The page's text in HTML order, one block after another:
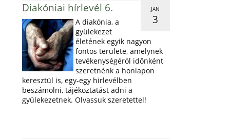
JAN
3
Diakóniai hírlevél 6.
A diakónia, a
gyülekezet
életének egyik nagyon
fontos területe, amelynek
tevékenységéról időnként
szeretnénk a honlapon
keresztül is, egy-egy hirlevélben
beszámolni, tájékoztatást adni a
gyülekezetnek. Olvassuk szeretettel!